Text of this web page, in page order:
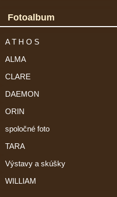
Fotoalbum
A T H O S
ALMA
CLARE
DAEMON
ORIN
spoločné foto
TARA
Výstavy a skúšky
WILLIAM